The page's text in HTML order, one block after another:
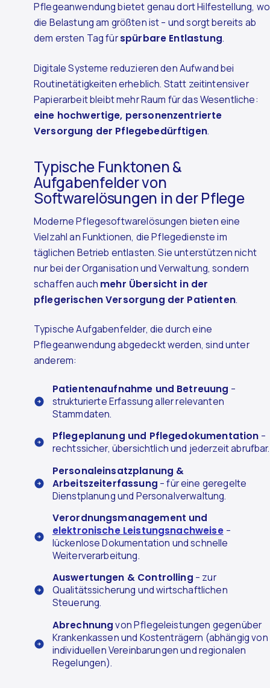
Pflegeanwendung bietet genau dort Hilfestellung, wo
die Belastung am größten ist – und sorgt bereits ab
dem ersten Tag fürspürbare Entlastung.
Digitale Systeme reduzieren den Aufwand bei
Routinetätigkeiten erheblich. Statt zeitintensiver
Papierarbeit bleibt mehr Raum für das Wesentliche:
eine hochwertige, personenzentrierte
Versorgung der Pflegebedürftigen.
Typische Funktonen &
Aufgabenfelder von
Softwarelösungen in der Pflege
Moderne Pflegesoftwarelösungen bieten eine
Vielzahl an Funktionen, die Pflegedienste im
täglichen Betrieb entlasten. Sie unterstützen nicht
nur bei der Organisation und Verwaltung, sondern
schaffen auch mehr Übersicht in der
pflegerischen Versorgung der Patienten.
Typische Aufgabenfelder, die durch eine
Pflegeanwendung abgedeckt werden, sind unter
anderem:
Patientenaufnahme und Betreuung –
strukturierte Erfassung aller relevanten
Stammdaten.
Pflegeplanung und Pflegedokumentation –
rechtssicher, übersichtlich und jederzeit abrufbar.
Personaleinsatzplanung &
Arbeitszeiterfassung – für eine geregelte
Dienstplanung und Personalverwaltung.
Verordnungsmanagement und
elektronische Leistungsnachweise –
lückenlose Dokumentation und schnelle
Weiterverarbeitung.
Auswertungen & Controlling – zur
Qualitätssicherung und wirtschaftlichen
Steuerung.
Abrechnungvon Pflegeleistungen gegenüber
Krankenkassen und Kostenträgern (abhängig von
individuellen Vereinbarungen und regionalen
Regelungen).